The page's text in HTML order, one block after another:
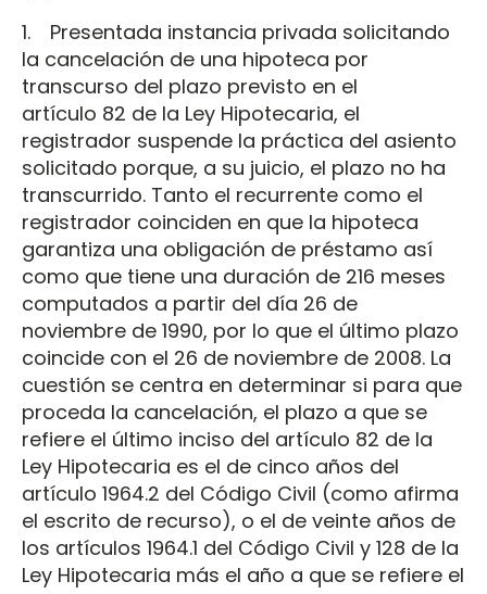
1. Presentada instancia privada solicitando
la cancelación de una hipoteca por
transcurso del plazo previsto en el
artículo 82 de la Ley Hipotecaria, el
registrador suspende la práctica del asiento
solicitado porque, a su juicio, el plazo no ha
transcurrido. Tanto el recurrente como el
registrador coinciden en que la hipoteca
garantiza una obligación de préstamo así
como que tiene una duración de 216 meses
computados a partir del día 26 de
noviembre de 1990, por lo que el último plazo
coincide con el 26 de noviembre de 2008. La
cuestión se centra en determinar si para que
proceda la cancelación, el plazo a que se
refiere el último inciso del artículo 82 de la
Ley Hipotecaria es el de cinco años del
artículo 1964.2 del Código Civil (como afirma
el escrito de recurso), o el de veinte años de
los artículos 1964.1 del Código Civil y 128 de la
Ley Hipotecaria más el año a que se refiere el